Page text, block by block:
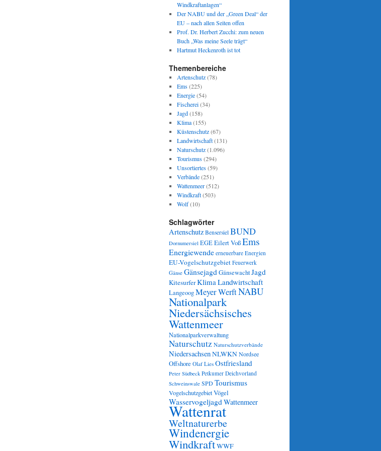
Windkraftanlagen“
Der NABU und der „Green Deal“ der
EU – nach allen Seiten offen
Prof. Dr. Herbert Zucchi: zum neuen
Buch „Was meine Seele trägt“
Hartmut Heckenroth ist tot
Themenbereiche
Artenschutz(78)
Ems(225)
Energie(54)
Fischerei(34)
Jagd(158)
Klima(155)
Küstenschutz(67)
Landwirtschaft(131)
Naturschutz(1.096)
Tourismus(294)
Unsortiertes(59)
Verbände(251)
Wattenmeer(512)
Windkraft(503)
Wolf(10)
Schlagwörter
Artenschutz Bensersiel BUND
Dornumersiel EGEEilert VoßEms
Energiewende erneuerbare Energien
EU-Vogelschutzgebiet Feuerwerk
Gänse GänsejagdGänsewachtJagd
KitesurferKlimaLandwirtschaft
LangeoogMeyer WerftNABU
Nationalpark
Niedersächsisches
Wattenmeer
Nationalparkverwaltung
Naturschutz Naturschutzverbände
NiedersachsenNLWKNNordsee
Offshore Olaf Lies Ostfriesland
Peter Südbeck Petkumer Deichvorland
Schweinswale SPDTourismus
VogelschutzgebietVögel
WasservogeljagdWattenmeer
Wattenrat
Weltnaturerbe
Windenergie
WindkraftWWF